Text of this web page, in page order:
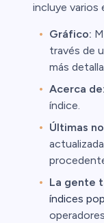
incluye varios
Gráfico:
través de
más
Acerca de:
índice.
Últimas
La gente
índices